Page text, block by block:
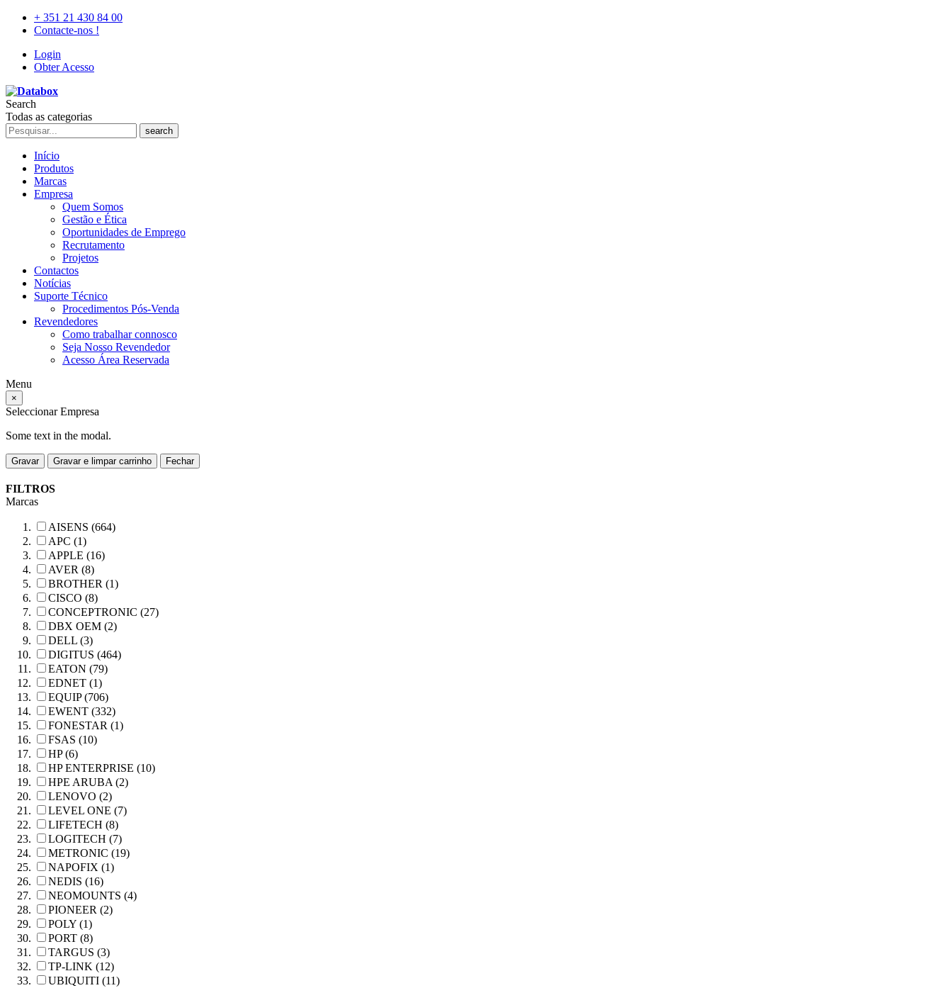
+ 351 21 430 84 00
Contacte-nos !
Login
Obter Acesso
Search
Todas as categorias
search
Início
Produtos
Marcas
Empresa
Quem Somos
Gestão e Ética
Oportunidades de Emprego
Recrutamento
Projetos
Contactos
Notícias
Suporte Técnico
Procedimentos Pós-Venda
Revendedores
Como trabalhar connosco
Seja Nosso Revendedor
Acesso Área Reservada
Menu
×
Seleccionar Empresa
Some text in the modal.
Gravar Gravar e limpar carrinho Fechar
FILTROS
Marcas
AISENS (664)
APC (1)
APPLE (16)
AVER (8)
BROTHER (1)
CISCO (8)
CONCEPTRONIC (27)
DBX OEM (2)
DELL (3)
DIGITUS (464)
EATON (79)
EDNET (1)
EQUIP (706)
EWENT (332)
FONESTAR (1)
FSAS (10)
HP (6)
HP ENTERPRISE (10)
HPE ARUBA (2)
LENOVO (2)
LEVEL ONE (7)
LIFETECH (8)
LOGITECH (7)
METRONIC (19)
NAPOFIX (1)
NEDIS (16)
NEOMOUNTS (4)
PIONEER (2)
POLY (1)
PORT (8)
TARGUS (3)
TP-LINK (12)
UBIQUITI (11)